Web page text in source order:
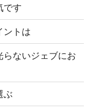
です
ントは
らないジェブにお
ぶ